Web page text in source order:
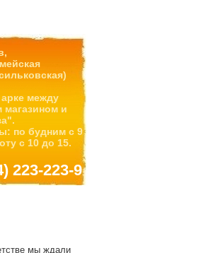
между
магазином и
по будним с 9
с 10 до 15.
223-223-9
мы ждали